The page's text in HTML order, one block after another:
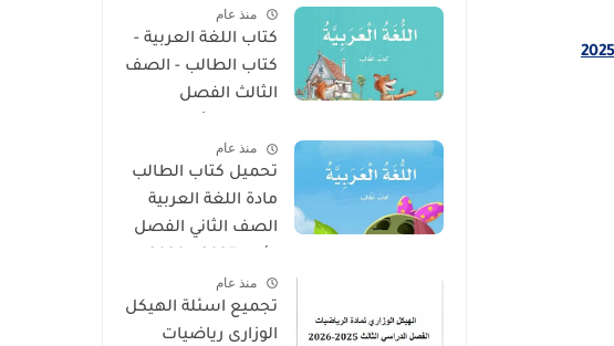
2026منذ عام
كتاب اللغة العربية -
كتاب الطالب - الصف
الثالث الفصل
2026 منهج الإماراتمنذ عام
تحميل كتاب الطالب
مادة اللغة العربية
الصف الثاني الفصل
منهج الإمارات
منذ عام
تجميع اسئلة الهيكل
الوزارى رياضيات